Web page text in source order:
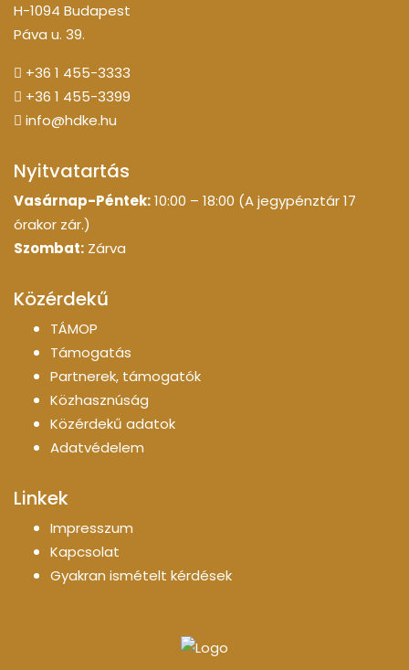
H-1094 Budapest
Páva u. 39.
+36 1 455-3333
+36 1 455-3399
info@hdke.hu
Nyitvatartás
Vasárnap-Péntek:10:00 – 18:00 (A jegypénztár 17
órakor zár.)
Szombat: Zárva
Közérdekű
TÁMOP
Támogatás
Partnerek, támogatók
Közhasznúság
Közérdekű adatok
Adatvédelem
Linkek
Impresszum
Kapcsolat
Gyakran ismételt kérdések